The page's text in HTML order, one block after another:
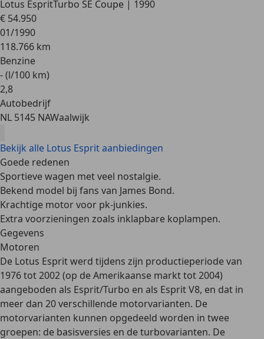
Lotus EspritTurbo SE Coupe | 1990
€ 54.950
01/1990
118.766 km
Benzine
- (l/100 km)
2,8
Autobedrijf
NL 5145 NAWaalwijk
Bekijk alle Lotus Esprit aanbiedingen
Goede redenen
Sportieve wagen met veel nostalgie.
Bekend model bij fans van James Bond.
Krachtige motor voor pk-junkies.
Extra voorzieningen zoals inklapbare koplampen.
Gegevens
Motoren
De Lotus Esprit werd tijdens zijn productieperiode van
1976 tot 2002(op de Amerikaanse markt tot 2004)
aangeboden als Esprit/Turbo en als Esprit V8, en dat in
meer dan 20 verschillende motorvarianten. De
motorvarianten kunnen opgedeeld worden in twee
groepen: de basisversies en de turbovarianten. De